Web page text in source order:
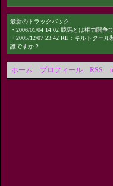
最新のトラックバック
・ 2006/01/04 14:02 競馬とは権力闘争
・ 2005/12/07 23:42 RE：キルトクー
誰ですか？
ホーム プロフィール RSS